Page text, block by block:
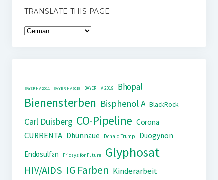
TRANSLATE THIS PAGE:
BAYER HV 2011 BAYER HV 2018 BAYER HV 2019 Bhopal
Bienensterben Bisphenol A BlackRock
Carl Duisberg CO-Pipeline Corona
CURRENTA Dhünnaue Donald Trump
Duogynon
Endosulfan
Fridays for Future Glyphosat
HIV/AIDS IG Farben Kinderarbeit